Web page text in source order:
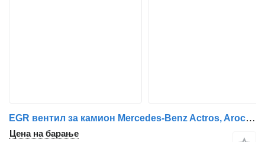
EGR вентил за камион Mercedes-Benz Actros, Arocs E6
Цена на барање